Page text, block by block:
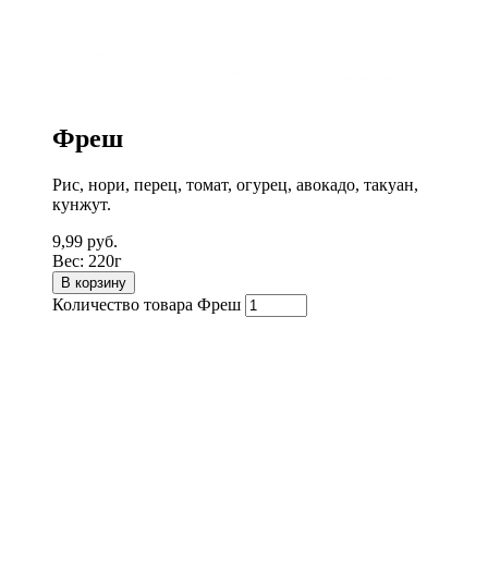
Фреш
Рис, нори, перец, томат, огурец, авокадо, такуан,
кунжут.
9,99 руб.
Вес: 220г
В корзину
Количество товара Фреш